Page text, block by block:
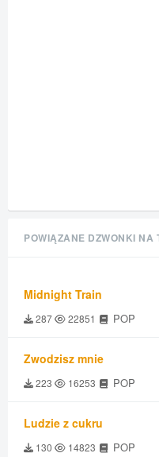
POWIĄZANE DZWONKI NA
Midnight Train
287 22851 POP
Zwodzisz mnie
223 16253 POP
Ludzie z cukru
130 14823 POP